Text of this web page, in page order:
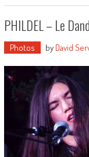
PHILDEL – Le
Photos by David